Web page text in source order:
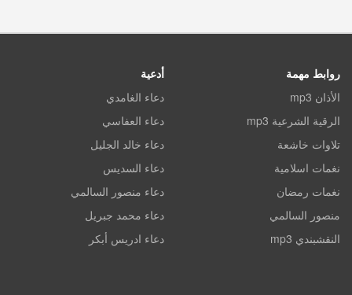
روابط مهمة
الأذان mp3
الرقية الشرعية mp3
تلاوات خاشعة
نغمات اسلامية
نغمات رمضان
منصور السالمي
النقشبندي mp3
أدعية
دعاء الغامدي
دعاء العفاسي
دعاء خالد الجليل
دعاء السديس
دعاء منصور السالمي
دعاء محمد جبريل
دعاء ادريس أبكر